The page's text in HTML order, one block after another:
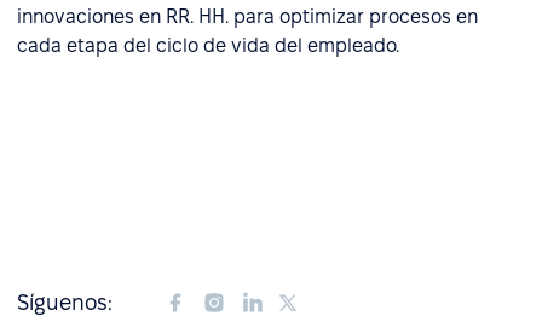
innovaciones en RR. HH. para optimizar procesos en
cada etapa del ciclo de vida del empleado.
Síguenos: